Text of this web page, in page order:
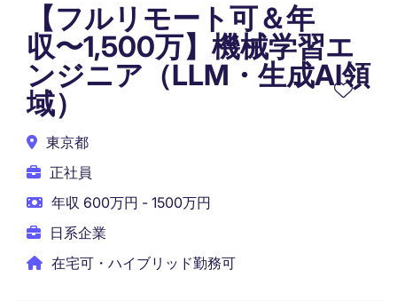
【フルリモート可＆年
収〜1,500万】機械学習エ
ンジニア（LLM・生成AI領
域）
東京都
正社員
年収 600万円 - 1500万円
日系企業
在宅可・ハイブリッド勤務可